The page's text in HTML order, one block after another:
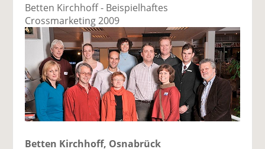
Betten Kirchhoff - Beispielhaftes
Crossmarketing 2009
Betten Kirchhoff, Osnabrück